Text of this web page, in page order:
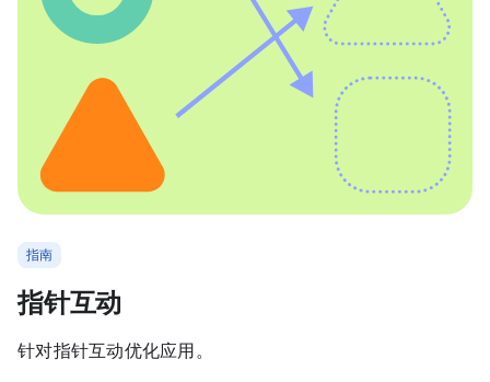
指南
指针互动
针对指针互动优化应用。